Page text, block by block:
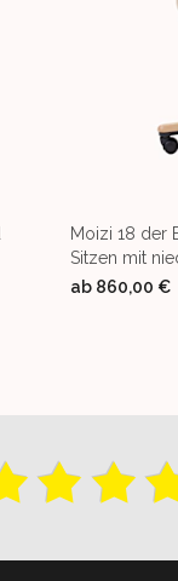
Moizi 18 der
Sitzen mit
ab 860,00 €